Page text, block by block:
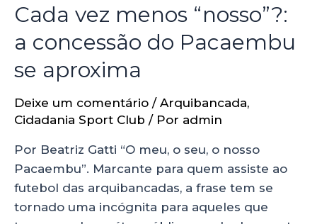
Cada vez menos “nosso”?:
a concessão do Pacaembu
se aproxima
Deixe um comentário / Arquibancada,
Cidadania Sport Club / Por admin
Por Beatriz Gatti “O meu, o seu, o nosso
Pacaembu”. Marcante para quem assiste ao
futebol das arquibancadas, a frase tem se
tornado uma incógnita para aqueles que